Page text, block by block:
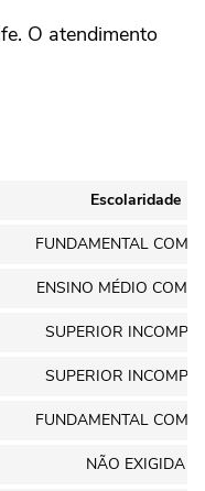
O atendimento
Escolaridade
FUNDAMENTAL
ENSINO MÉDIO
SUPERIOR
SUPERIOR
FUNDAMENTAL
NÃO EXIGIDA